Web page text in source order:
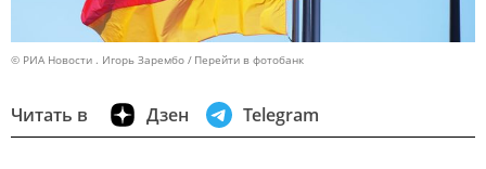
© РИА Новости . Игорь Зарембо Перейти в фотобанк
Читать в Дзен Telegram